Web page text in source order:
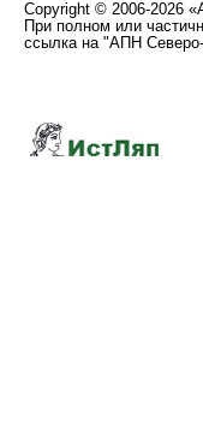
Copyright © 2006-2026
При полном или
ссылка на "АПН